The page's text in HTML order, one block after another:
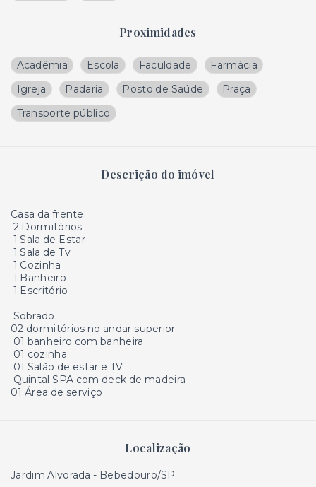
Proximidades
Acadêmia Escola Faculdade
Farmácia
Igreja
Padaria Posto de Saúde
Praça
Transporte público
Descrição do imóvel
Casa da frente:
2 Dormitórios
1 Sala de Estar
1 Sala de Tv
1 Cozinha
1 Banheiro
1 Escritório
Sobrado:
02 dormitórios no andar superior
01 banheiro com banheira
01 cozinha
01 Salão de estar e TV
Quintal SPA com deck de madeira
01 Área de serviço
Localização
Jardim Alvorada - Bebedouro/SP